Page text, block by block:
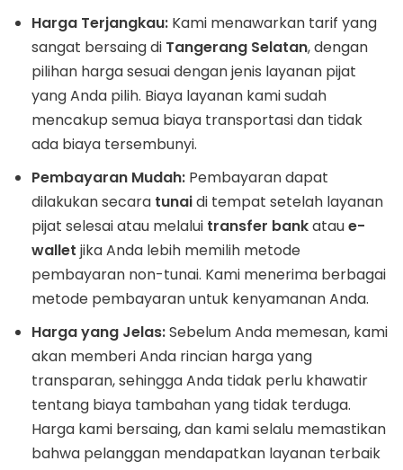
Harga Terjangkau: Kami menawarkan tarif yang
sangat bersaing di Tangerang Selatan, dengan
pilihan harga sesuai dengan jenis layanan pijat
yang Anda pilih. Biaya layanan kami sudah
mencakup semua biaya transportasi dan tidak
ada biaya tersembunyi.
Pembayaran Mudah: Pembayaran dapat
dilakukan secara tunaidi tempat setelah layanan
pijat selesai atau melalui transfer bankataue-
wallet jika Anda lebih memilih metode
pembayaran non-tunai. Kami menerima berbagai
metode pembayaran untuk kenyamanan Anda.
Harga yang Jelas:Sebelum Anda memesan, kami
akan memberi Anda rincian harga yang
transparan, sehingga Anda tidak perlu khawatir
tentang biaya tambahan yang tidak terduga.
Harga kami bersaing, dan kami selalu memastikan
bahwa pelanggan mendapatkan layanan terbaik